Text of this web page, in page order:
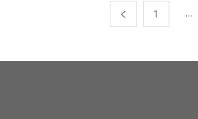
1 ...